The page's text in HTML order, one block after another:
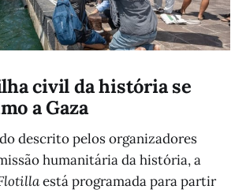
civil da história se
a Gaza
descrito pelos organizadores
humanitária da história, a
está programada para partir